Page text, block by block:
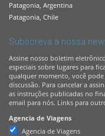
Patagonia, Argentina
Patagonia, Chile
Subscreva à nossa
Assine nosso boletim
especiais sobre lugares para
qualquer momento, você
discussão. Para cancelar a
as instruções publicadas no
email para nós. Links para
Agencia de Viagens
Agencia de Viagens